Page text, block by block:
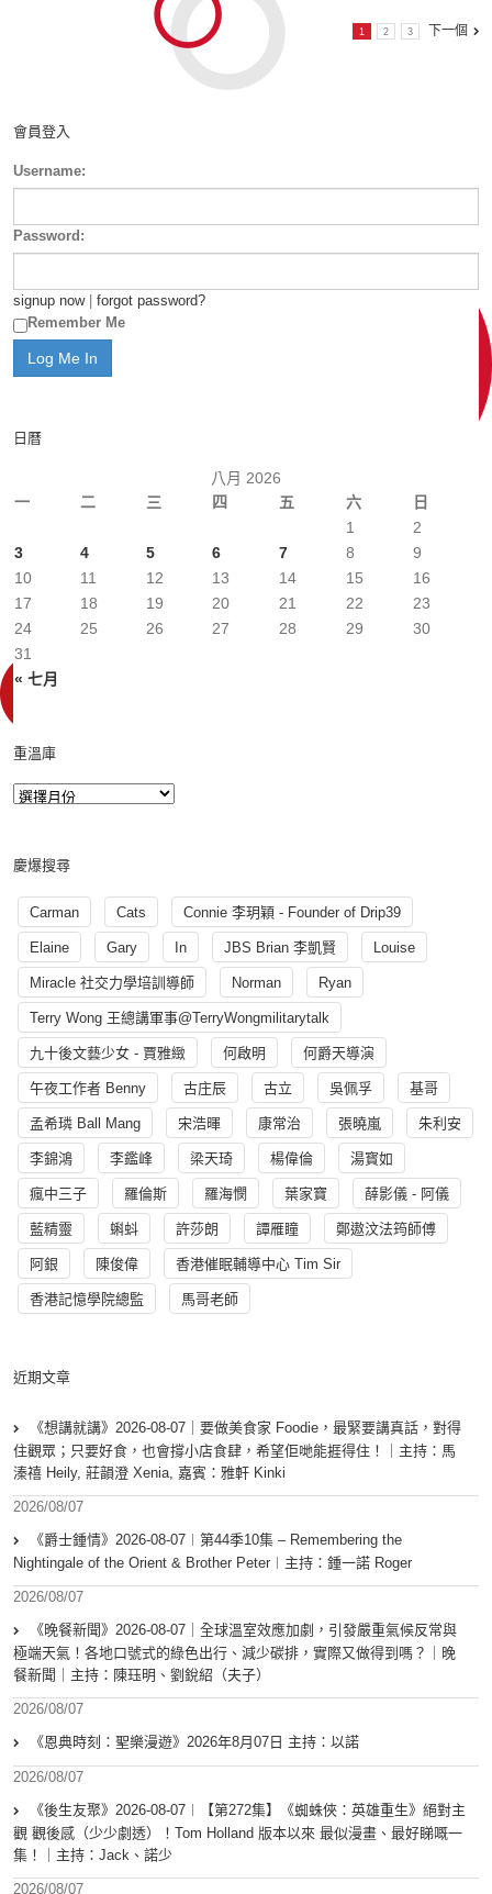
1 2 3 下一個
會員登入
Username:
Password:
signup now| forgot password?
Remember Me
日曆
八月 2026
一
二 三 四 五 六 日
« 七月
1
2
3
4 5 6 7 8
9
10
11 12 13 14 15
16
17
18 19 20 21 22
23
24
25 26 27 28 29
30
31
重溫庫
慶爆搜尋
Carman Cats Connie 李玥穎 - Founder of Drip39
Elaine Gary In JBS Brian 李凱賢 Louise
Miracle 社交力學培訓導師 Norman Ryan
Terry Wong 王總講軍事@TerryWongmilitarytalk
九十後文藝少女 - 賈雅緻 何啟明 何爵天導演
午夜工作者 Benny 古庄辰 古立 吳佩孚 基哥
孟希璘 Ball Mang 宋浩暉 康常治 張曉嵐 朱利安
李錦鴻 李鑑峰 梁天琦 楊偉倫 湯寳如
瘋中三子 羅倫斯 羅海憫 葉家寶 薛影儀 - 阿儀
藍精靈 蝌蚪 許莎朗 譚雁瞳 鄭遨汶法筠師傅
阿銀 陳俊偉 香港催眠輔導中心 Tim Sir
香港記憶學院總監 馬哥老師
近期文章
《想講就講》2026-08-07｜要做美食家 Foodie，最緊要講真話，對得
住觀眾；只要好食，也會撐小店食肆，希望佢哋能捱得住！｜主持：馬
溱禧 Heily, 莊韻澄 Xenia, 嘉賓：雅軒 Kinki
2026/08/07
《爵士鍾情》2026-08-07︱第44季10集 – Remembering the
Nightingale of the Orient & Brother Peter︱主持：鍾一諾 Roger
2026/08/07
《晚餐新聞》2026-08-07｜全球溫室效應加劇，引發嚴重氣候反常與
極端天氣！各地口號式的綠色出行、減少碳排，實際又做得到嗎？｜晚
餐新聞｜主持：陳珏明、劉銳紹（夫子）
2026/08/07
《恩典時刻：聖樂漫遊》2026年8月07日 主持：以諾
2026/08/07
《後生友聚》2026-08-07︱【第272集】《蜘蛛俠：英雄重生》絕對主
觀 觀後感（少少劇透）！Tom Holland 版本以來 最似漫畫、最好睇嘅一
集！｜主持：Jack、諾少
2026/08/07